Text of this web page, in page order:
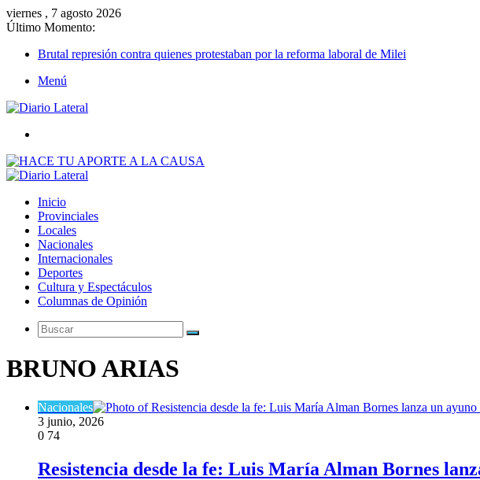
viernes , 7 agosto 2026
Último Momento:
Brutal represión contra quienes protestaban por la reforma laboral de Milei
Menú
Inicio
Provinciales
Locales
Nacionales
Internacionales
Deportes
Cultura y Espectáculos
Columnas de Opinión
Buscar
BRUNO ARIAS
Nacionales
3 junio, 2026
0 74
Resistencia desde la fe: Luis María Alman Bornes